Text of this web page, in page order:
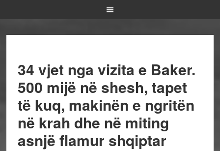
34 vjet nga vizita e Baker.
500 mijë në shesh, tapet
të kuq, makinën e ngritën
në krah dhe në miting
asnjë flamur shqiptar